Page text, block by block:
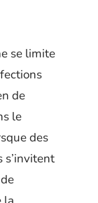
se limite
de
le
des
s’invitent